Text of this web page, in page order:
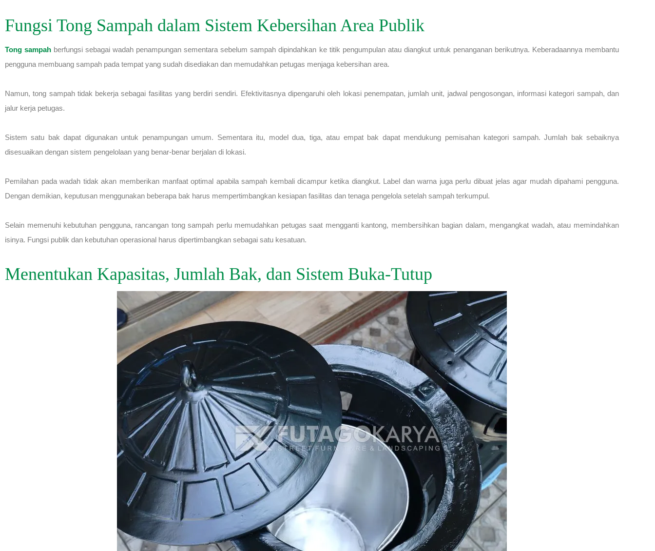
Fungsi Tong Sampah dalam Sistem Kebersihan Area Publik
Tong sampah berfungsi sebagai wadah penampungan sementara sebelum sampah dipindahkan ke titik pengumpulan atau diangkut untuk penanganan berikutnya. Keberadaannya membantu
pengguna membuang sampah pada tempat yang sudah disediakan dan memudahkan petugas menjaga kebersihan area.
Namun, tong sampah tidak bekerja sebagai fasilitas yang berdiri sendiri. Efektivitasnya dipengaruhi oleh lokasi penempatan, jumlah unit, jadwal pengosongan, informasi kategori sampah, dan
jalur kerja petugas.
Sistem satu bak dapat digunakan untuk penampungan umum. Sementara itu, model dua, tiga, atau empat bak dapat mendukung pemisahan kategori sampah. Jumlah bak sebaiknya
disesuaikan dengan sistem pengelolaan yang benar-benar berjalan di lokasi.
Pemilahan pada wadah tidak akan memberikan manfaat optimal apabila sampah kembali dicampur ketika diangkut. Label dan warna juga perlu dibuat jelas agar mudah dipahami pengguna.
Dengan demikian, keputusan menggunakan beberapa bak harus mempertimbangkan kesiapan fasilitas dan tenaga pengelola setelah sampah terkumpul.
Selain memenuhi kebutuhan pengguna, rancangan tong sampah perlu memudahkan petugas saat mengganti kantong, membersihkan bagian dalam, mengangkat wadah, atau memindahkan
isinya. Fungsi publik dan kebutuhan operasional harus dipertimbangkan sebagai satu kesatuan.
Menentukan Kapasitas, Jumlah Bak, dan Sistem Buka-Tutup